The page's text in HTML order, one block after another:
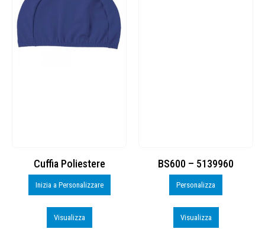
Cuffia Poliestere
Inizia a Personalizzare
Visualizza
BS600 – 5139960
Personalizza
Visualizza